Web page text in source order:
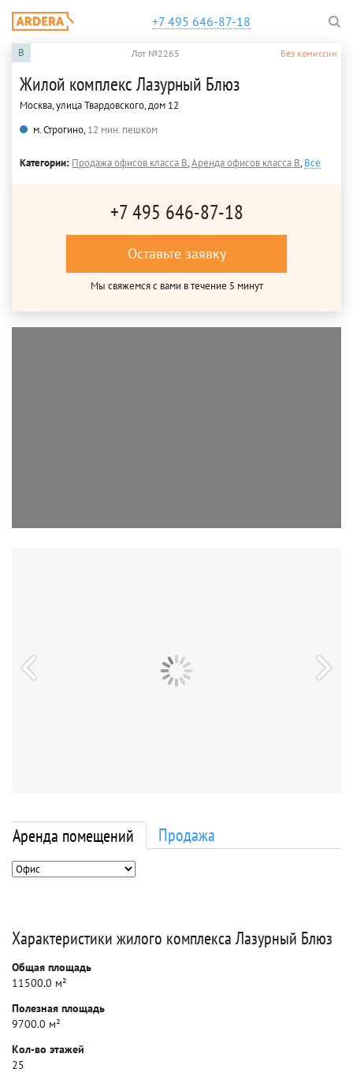
+7 495 646-87-18
B Лот №2265 Без комиссии
Жилой комплекс Лазурный Блюз
Москва, улица Твардовского, дом 12
м. Строгино,12 мин. пешком
Категории: Продажа офисов класса B,Аренда офисов класса B,Все
+7 495 646-87-18
Оставьте заявку
Мы свяжемся с вами в течение 5 минут
Аренда помещений Продажа
Характеристики жилого комплекса Лазурный Блюз
Общая площадь
11500.0 м²
Полезная площадь
9700.0 м²
Кол-во этажей
25